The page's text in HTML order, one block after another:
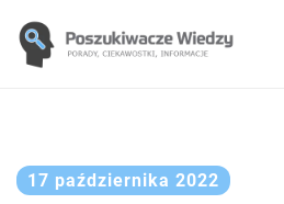
17 października 2022